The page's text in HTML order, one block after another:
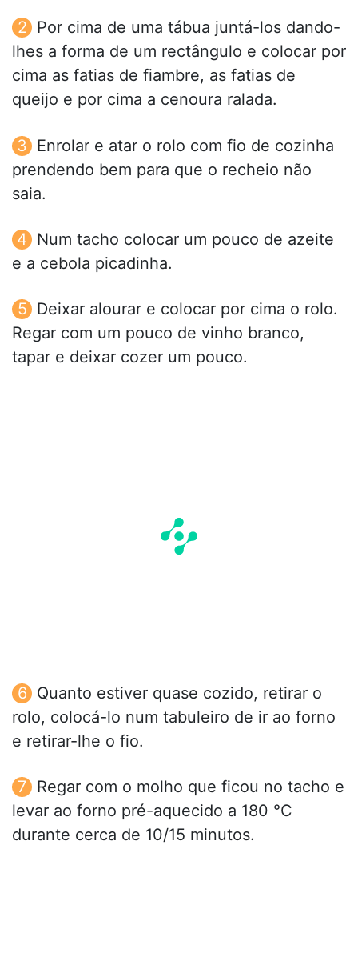
Por cima de uma tábua juntá-los dando-
lhes a forma de um rectângulo e colocar por
cima as fatias de fiambre, as fatias de
queijo e por cima a cenoura ralada.
Enrolar e atar o rolo com fio de cozinha
prendendo bem para que o recheio não
saia.
Num tacho colocar um pouco de azeite
e a cebola picadinha.
Deixar alourar e colocar por cima o rolo.
Regar com um pouco de vinho branco,
tapar e deixar cozer um pouco.
Quanto estiver quase cozido, retirar o
rolo, colocá-lo num tabuleiro de ir ao forno
e retirar-lhe o fio.
Regar com o molho que ficou no tacho e
levar ao forno pré-aquecido a 180 °C
durante cerca de 10/15 minutos.